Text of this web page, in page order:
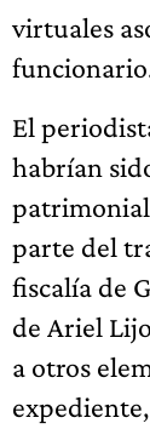
virtuales
El
habrían
parte del
fiscalía de
de Ariel
a otros